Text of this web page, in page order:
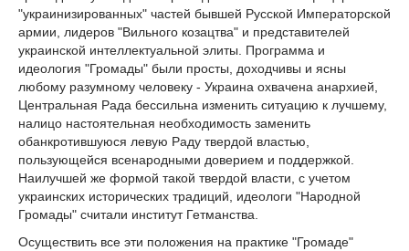
"украинизированных" частей бывшей Русской Императорской
армии, лидеров "Вильного козацтва" и представителей
украинской интеллектуальной элиты. Программа и
идеология "Громады" были просты, доходчивы и ясны
любому разумному человеку - Украина охвачена анархией,
Центральная Рада бессильна изменить ситуацию к лучшему,
налицо настоятельная необходимость заменить
обанкротившуюся левую Раду твердой властью,
пользующейся всенародными доверием и поддержкой.
Наилучшей же формой такой твердой власти, с учетом
украинских исторических традиций, идеологи "Народной
Громады" считали институт Гетманства.
Осуществить все эти положения на практике "Громаде"